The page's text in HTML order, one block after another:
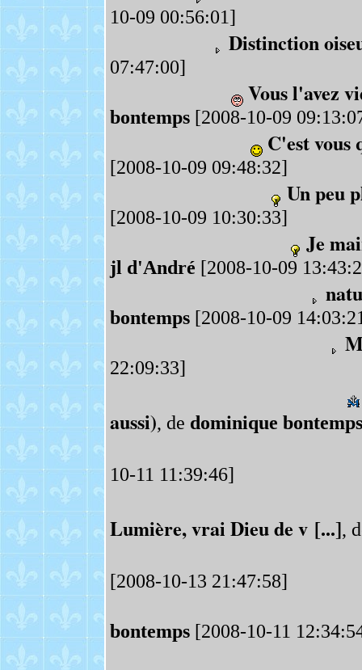
10-09 00:56:01]
Distinction
07:47:00]
Vous l'avez
bontemps[2008-10-09
C'est vous
[2008-10-09 09:48:32]
Un peu
[2008-10-09 10:30:33]
Je
jl d'André [2008-10-09
bontemps[2008-10-09
22:09:33]
aussi), de dominique bontemps
10-11 11:39:46]
Lumière, vrai Dieu de v [...],
[2008-10-13 21:47:58]
bontemps[2008-10-11